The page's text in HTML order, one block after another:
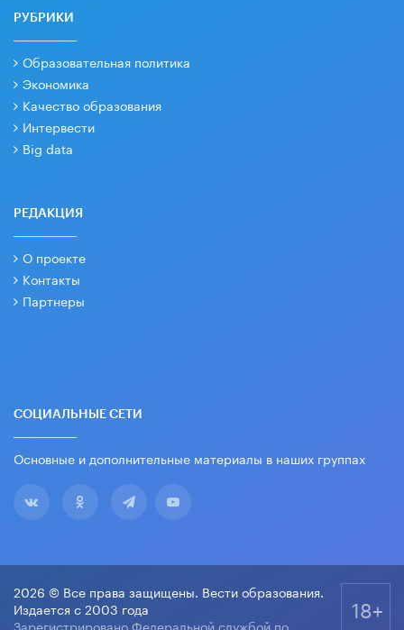
РУБРИКИ
Образовательная политика
Экономика
Качество образования
Интервести
Big data
РЕДАКЦИЯ
О проекте
Контакты
Партнеры
СОЦИАЛЬНЫЕ СЕТИ
Основные и дополнительные материалы в наших группах
2026 © Все права защищены. Вести образования.
Издается с 2003 года
Зарегистрировано Федеральной службой по
18+